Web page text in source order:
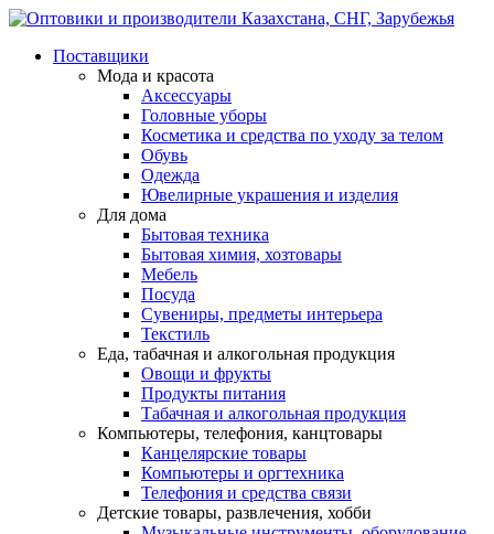
Поставщики
Мода и красота
Аксессуары
Головные уборы
Косметика и средства по уходу за телом
Обувь
Одежда
Ювелирные украшения и изделия
Для дома
Бытовая техника
Бытовая химия, хозтовары
Мебель
Посуда
Сувениры, предметы интерьера
Текстиль
Еда, табачная и алкогольная продукция
Овощи и фрукты
Продукты питания
Табачная и алкогольная продукция
Компьютеры, телефония, канцтовары
Канцелярские товары
Компьютеры и оргтехника
Телефония и средства связи
Детские товары, развлечения, хобби